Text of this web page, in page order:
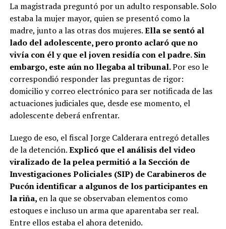
La magistrada preguntó por un adulto responsable. Solo
estaba la mujer mayor, quien se presentó como la
madre, junto a las otras dos mujeres.Ella se sentó al
lado del adolescente, pero pronto aclaró que no
vivía con él y que el joven residía con el padre. Sin
embargo, este aún no llegaba al tribunal.Por eso le
correspondió responder las preguntas de rigor:
domicilio y correo electrónico para ser notificada de las
actuaciones judiciales que, desde ese momento, el
adolescente deberá enfrentar.
Luego de eso, el fiscal Jorge Calderara entregó detalles
de la detención.Explicó que el análisis del video
viralizado de la pelea permitió a la Sección de
Investigaciones Policiales (SIP) de Carabineros de
Pucón identificar a algunos de los participantes en
la riña, en la que se observaban elementos como
estoques e incluso un arma que aparentaba ser real.
Entre ellos estaba el ahora detenido.